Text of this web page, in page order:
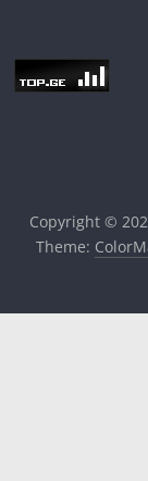
Copyright ©
Theme: